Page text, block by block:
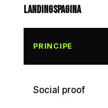
landingspagina
PRINCIPE
Social proof